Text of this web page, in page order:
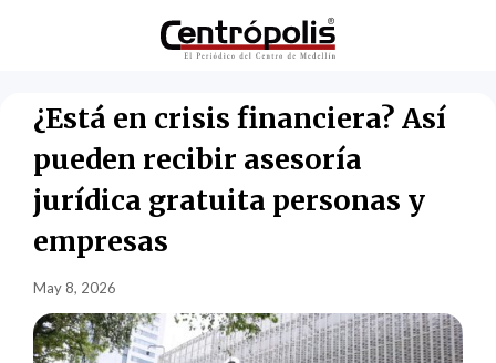
¿Está en crisis financiera? Así
pueden recibir asesoría
jurídica gratuita personas y
empresas
May 8, 2026